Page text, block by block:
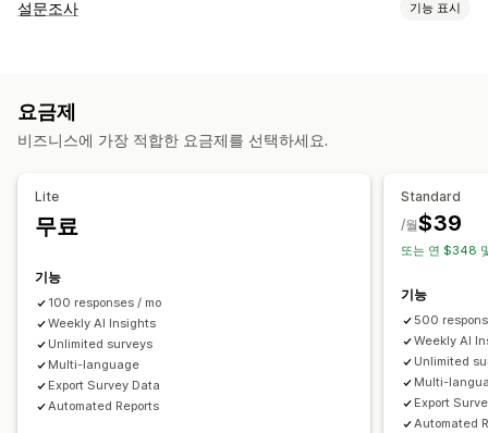
고객 행동
AI 분석 정보
시각화 및 보고서
데이터 내보내기
설문조사 기능 표시
임베디드 양식
실시간 편집
여러 언어
고객 만족
구매 후
원인 조사
제출 관리
SMS
이메일 데이터 내보내기
요금제
비즈니스에 가장 적합한 요금제를 선택하세요.
Lite
무료
기능
100 responses / mo
Weekly AI Insights
Unlimited surveys
Multi-language
Export Survey Data
Automated Reports
Standard
$39
/월
또는 연 $348
기능
500
Weekly AI
Unlimited
Multi-
Export
Automated